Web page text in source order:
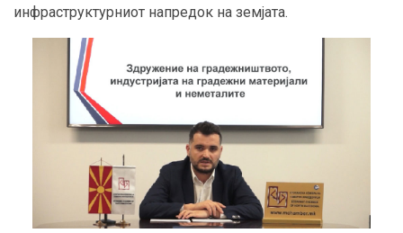
инфраструктурниот напредок на земјата.